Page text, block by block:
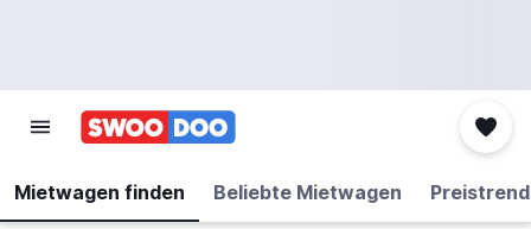
Mietwagen finden Beliebte Mietwagen